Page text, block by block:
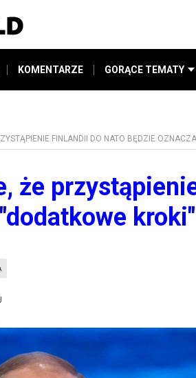
KOMENTARZE GORĄCE TEMATY
FINLANDII DO NATO BĘDZIE
że
kroki"